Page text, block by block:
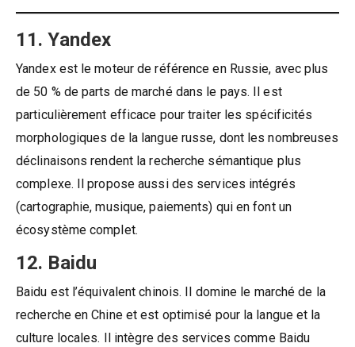
11. Yandex
Yandex est le moteur de référence en Russie, avec plus
de 50 % de parts de marché dans le pays. Il est
particulièrement efficace pour traiter les spécificités
morphologiques de la langue russe, dont les nombreuses
déclinaisons rendent la recherche sémantique plus
complexe. Il propose aussi des services intégrés
(cartographie, musique, paiements) qui en font un
écosystème complet.
12. Baidu
Baidu est l’équivalent chinois. Il domine le marché de la
recherche en Chine et est optimisé pour la langue et la
culture locales. Il intègre des services comme Baidu